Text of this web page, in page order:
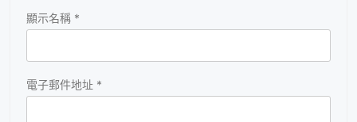
顯示名稱 *
電子郵件地址 *